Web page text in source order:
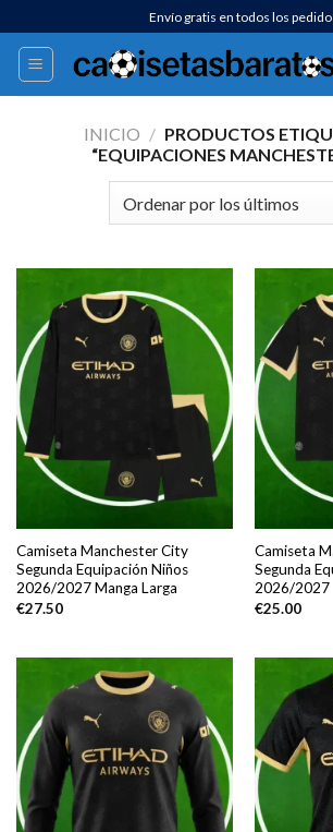
al
contenido
Envío gratis en todos los
INICIO / PRODUCTOS
“EQUIPACIONES
Camiseta Manchester City
Segunda Equipación Niños
2026/2027 Manga Larga
€27.50
Camiseta
Segunda
2026/2027
€25.00